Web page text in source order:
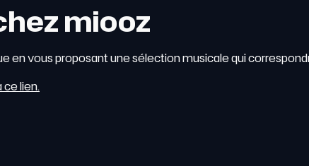
miooz
en vous proposant une sélection musicale qui
lien.